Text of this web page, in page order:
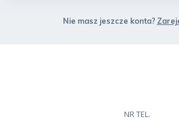
Nie masz jeszcze konta?
NR TEL.